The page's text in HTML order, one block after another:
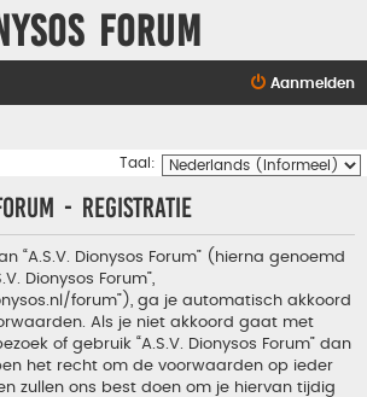
Forum
Aanmelden
Taal:
- Registratie
“A.S.V. Dionysos Forum” (hierna genoemd
Dionysos Forum”,
forum”), ga je automatisch akkoord
Als je niet akkoord gaat met
of gebruik “A.S.V. Dionysos Forum” dan
het recht om de voorwaarden op ieder
zullen ons best doen om je hiervan tijdig